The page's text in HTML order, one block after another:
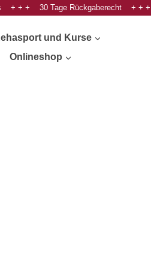
+ + + 30 Tage Rückgaberecht + + +
und Kurse
Onlineshop